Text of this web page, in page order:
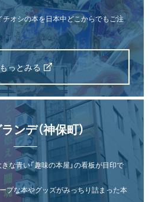
チオシの本を日本中どこからでもご注
っとみる
ンデ（神保町）
な青い「趣味の本屋」の看板が目印で
ープな本やグッズがみっちり詰まった本